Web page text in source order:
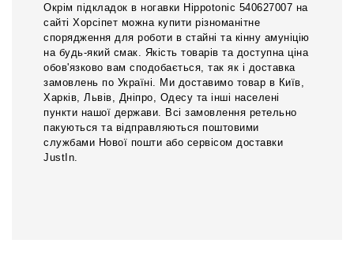
Окрім підкладок в ногавки Hippotonic 540627007 на
сайті Хорсіпет можна купити різноманітне
спорядження для роботи в стайні та кінну амуніцію
на будь-який смак. Якість товарів та доступна ціна
обов'язково вам сподобається, так як і доставка
замовлень по Україні. Ми доставимо товар в Київ,
Харків, Львів, Дніпро, Одесу та інші населені
пункти нашої держави. Всі замовлення ретельно
пакуються та відправляються поштовими
службами Нової пошти або сервісом доставки
JustIn.